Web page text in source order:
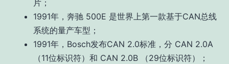
片；
1991年，奔驰 500E 是世界上第一款基于CAN总线
系统的量产车型；
1991年，Bosch发布CAN 2.0标准，分 CAN 2.0A
（11位标识符）和 CAN 2.0B （29位标识符）；